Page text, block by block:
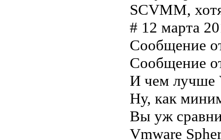
SCVMM,
# 12 марта
Сообщение
Сообщение
И чем лучше
Ну, как
Вы уж
Vmware